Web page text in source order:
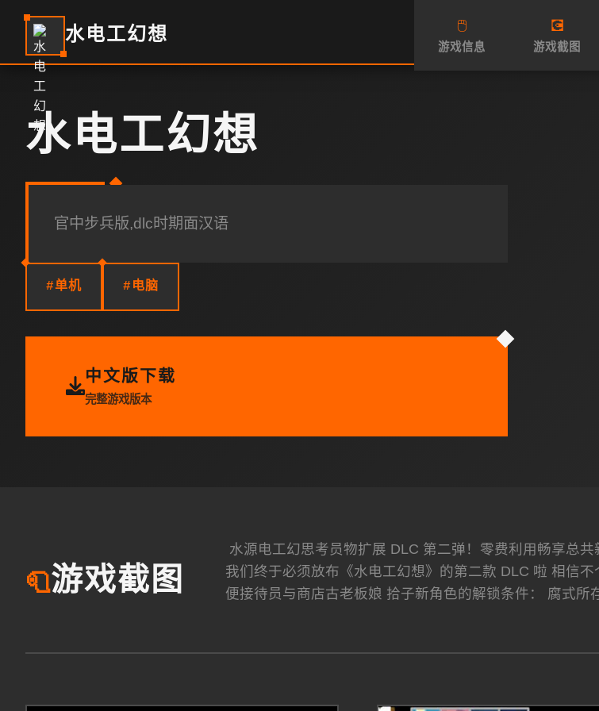
水电工幻想 🖱️
游戏信息
💽
游戏截图
水电工幻想
官中步兵版,dlc时期面汉语
#单机 #电脑
中文版下载
完整游戏版本
🧻游戏截图
水源电工幻思考员物扩展 DLC 第二弹！零费利用畅享总
我们终于必须放布《水电工幻想》的第二款 DLC 啦 相信
便接待员与商店古老板娘 拾子新角色的解锁条件： 腐式